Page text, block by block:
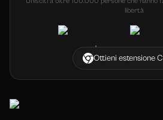
libertà
Ottieni estensione